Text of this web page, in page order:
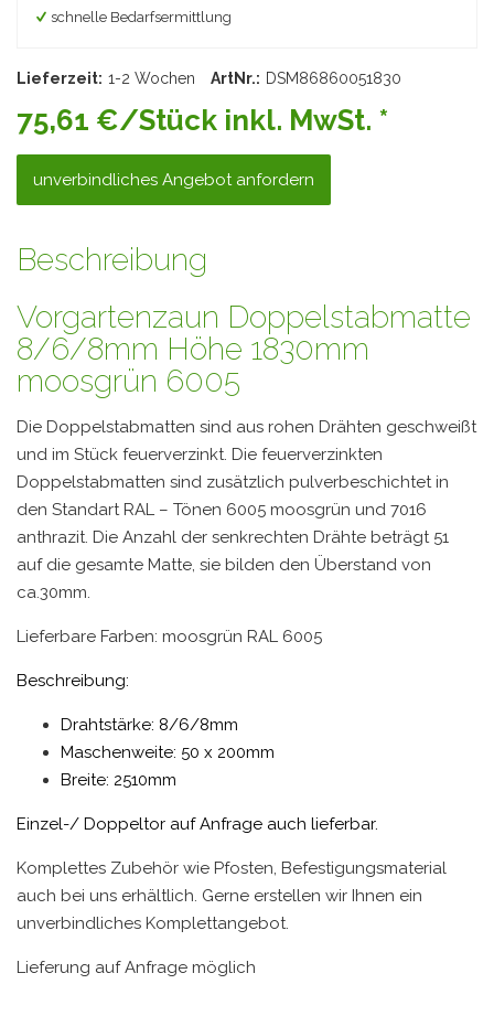
schnelle Bedarfsermittlung
Lieferzeit: 1-2 Wochen ArtNr.: DSM86860051830
75,61 €/Stück inkl. MwSt. *
unverbindliches Angebot anfordern
Beschreibung
Vorgartenzaun Doppelstabmatte
8/6/8mm Höhe 1830mm
moosgrün 6005
Die Doppelstabmatten sind aus rohen Drähten geschweißt
und im Stück feuerverzinkt. Die feuerverzinkten
Doppelstabmatten sind zusätzlich pulverbeschichtet in
den Standart RAL – Tönen 6005 moosgrün und 7016
anthrazit. Die Anzahl der senkrechten Drähte beträgt 51
auf die gesamte Matte, sie bilden den Überstand von
ca.30mm.
Lieferbare Farben: moosgrün RAL 6005
Beschreibung:
Drahtstärke: 8/6/8mm
Maschenweite: 50 x 200mm
Breite: 2510mm
Einzel-/ Doppeltor auf Anfrage auch lieferbar.
Komplettes Zubehör wie Pfosten, Befestigungsmaterial
auch bei uns erhältlich. Gerne erstellen wir Ihnen ein
unverbindliches Komplettangebot.
Lieferung auf Anfrage möglich